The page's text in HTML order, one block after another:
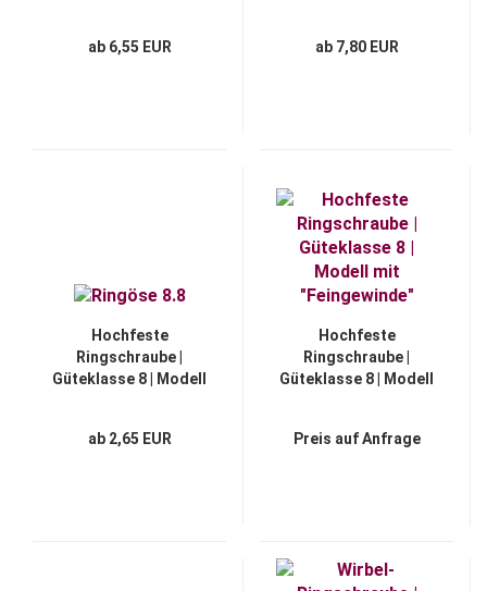
ab 6,55 EUR ab 7,80 EUR
Hochfeste
Ringschraube |
Güteklasse 8 | Modell
ab 2,65 EUR
Hochfeste
Ringschraube |
Güteklasse 8 | Modell
Preis auf Anfrage